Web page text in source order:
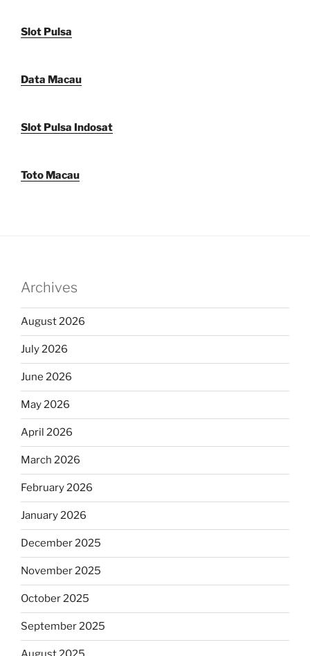
Slot Pulsa
Data Macau
Slot Pulsa Indosat
Toto Macau
Archives
August 2026
July 2026
June 2026
May 2026
April 2026
March 2026
February 2026
January 2026
December 2025
November 2025
October 2025
September 2025